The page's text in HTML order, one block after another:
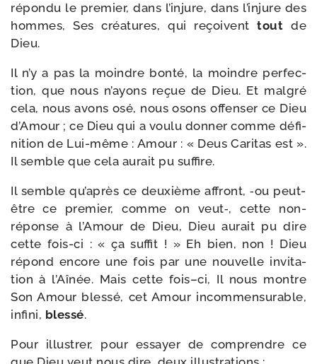
répon­du le pre­mier, dans l’injure, dans l’injure des
hommes, Ses créa­tures, qui reçoiventtoutde
Dieu.
Il n’y a pas la moindre bon­té, la moindre per­fec­
tion, que nous n’ayons reçue de Dieu. Et mal­gré
cela, nous avons osé, nous osons offen­ser ce Dieu
d’Amour ; ce Dieu qui a vou­lu don­ner comme défi­
ni­tion de Lui-​même : Amour : « Deus Caritas est ».
Il semble que cela aurait pu suffire.
Il semble qu’après ce deuxième affront, ‑ou peut-​
être ce pre­mier, comme on veut‑, cette non-​
réponse à l’Amour de Dieu, Dieu aurait pu dire
cette fois-​ci : « ça suf­fit ! » Eh bien, non ! Dieu
répond encore une fois par une nou­velle invi­ta­
tion à l’Aînée. Mais cette fois–ci, Il nous montre
Son Amour bles­sé, cet Amour incom­men­su­rable,
infi­ni, bles­sé.
Pour illus­trer, pour essayer de com­prendre ce